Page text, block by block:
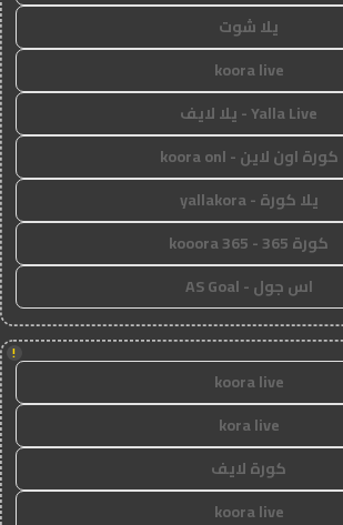
يلا شوت
koora live
Yalla Live - يلا لايف
كورة اون لاين - koora onl
يلا كورة - yallakora
كورة 365 - kooora 365
اس جول - AS Goal
!
koora live
kora live
كورة لايف
koora live